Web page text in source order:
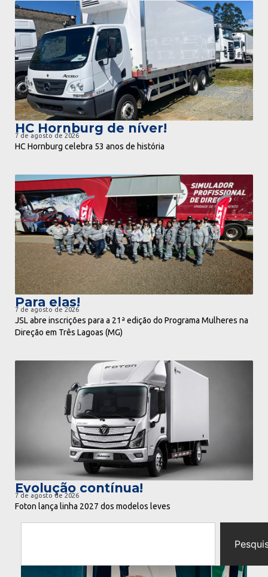
ir para notícia
HC Hornburg de níver!
7 de agosto de 2026
HC Hornburg celebra 53 anos de história
ir para notícia
Para elas!
7 de agosto de 2026
JSL abre inscrições para a 21ª edição do Programa Mulheres na
Direção em Três Lagoas (MG)
ir para notícia
Evolução contínua!
7 de agosto de 2026
Foton lança linha 2027 dos modelos leves